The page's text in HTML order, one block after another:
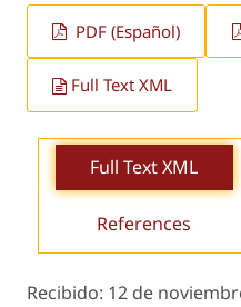
PDF (Español)
Full Text XML
Full Text XML
References
Recibido: 12 de